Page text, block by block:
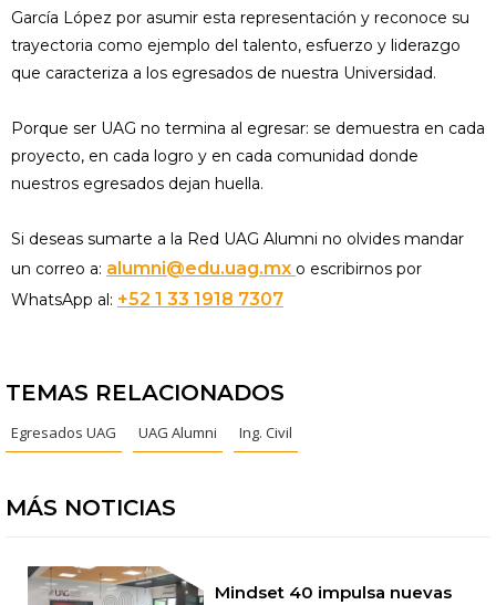
García López por asumir esta representación y reconoce su
trayectoria como ejemplo del talento, esfuerzo y liderazgo
que caracteriza a los egresados de nuestra Universidad.
Porque ser UAG no termina al egresar: se demuestra en cada
proyecto, en cada logro y en cada comunidad donde
nuestros egresados dejan huella.
Si deseas sumarte a la Red UAG Alumni no olvides mandar
un correo a: alumni@edu.uag.mx o escribirnos por
WhatsApp al: +52 1 33 1918 7307
TEMAS RELACIONADOS
Egresados UAG UAG Alumni Ing. Civil
MÁS NOTICIAS
Mindset 40 impulsa nuevas